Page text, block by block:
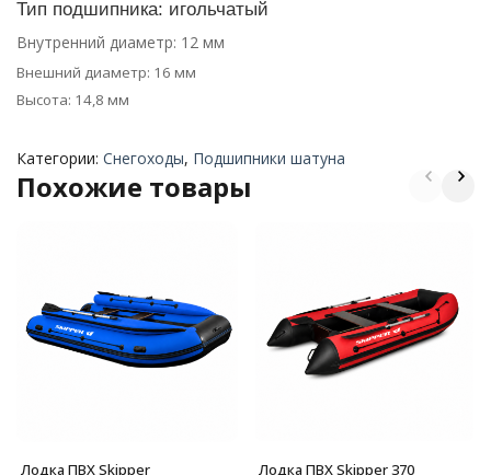
Тип подшипника: игольчатый
Внутренний диаметр: 12 мм
Внешний диаметр: 16 мм
Высота: 14,8 мм
Категории: Снегоходы, Подшипники шатуна
Похожие товары
Лодка ПВХ Skipper
Лодка ПВХ Skipper 370